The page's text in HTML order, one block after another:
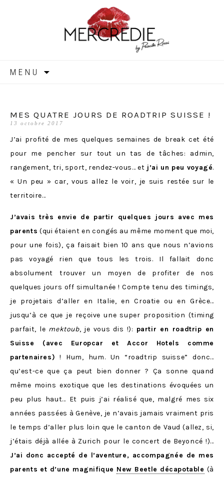
MERCREDIE
MENU
MES QUATRE JOURS DE ROADTRIP SUISSE !
13 octobre 2017
J’ai profité de mes quelques semaines de break cet été
pour me pencher sur tout un tas de tâches: admin,
rangement, tri, sport, rendez-vous… et j’ai un peu voyagé.
« Un peu » car, vous allez le voir, je suis restée sur le
territoire…
J’avais très envie de partir quelques jours avec mes
parents (qui étaient en congés au même moment que moi,
pour une fois), ça faisait bien 10 ans que nous n’avions
pas voyagé rien que tous les trois. Il fallait donc
absolument trouver un moyen de profiter de nos
quelques jours off simultanée ! Compte tenu des timings,
je projetais d’aller en Italie, en Croatie ou en Grèce…
jusqu’à ce que je reçoive une super proposition (timing
parfait, le mektoub, je vous dis !): partir en roadtrip en
Suisse (avec Europcar et Accor Hotels comme
partenaires) ! Hum, hum. Un “roadtrip suisse” donc…
qu’est-ce que ça peut bien donner ? Ça sonne quand
même moins exotique que les destinations évoquées un
peu plus haut… Et puis j’ai réalisé que, malgré mes six
années passées à Genève, je n’avais jamais vraiment pris
le temps d’aller plus loin que le canton de Vaud (allez, si,
j’étais déjà allée à Zurich pour le concert de Beyoncé !)…
J’ai donc accepté de l’aventure, accompagnée de mes
parents et d’une magnifique New Beetle décapotable (à